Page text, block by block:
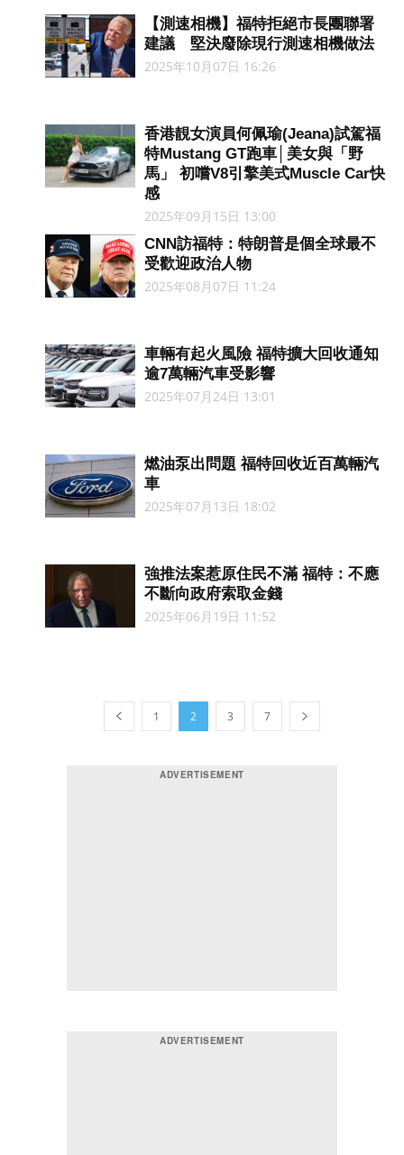
【測速相機】福特拒絕市長團聯署
建議 堅決廢除現行測速相機做法
2025年10月07日 16:26
香港靚女演員何佩瑜(Jeana)試駕福
特Mustang GT跑車│美女與「野
馬」 初嚐V8引擎美式Muscle Car快
感
2025年09月15日 13:00
CNN訪福特：特朗普是個全球最不
受歡迎政治人物
2025年08月07日 11:24
車輛有起火風險 福特擴大回收通知
逾7萬輛汽車受影響
2025年07月24日 13:01
燃油泵出問題 福特回收近百萬輛汽
車
2025年07月13日 18:02
強推法案惹原住民不滿 福特：不應
不斷向政府索取金錢
2025年06月19日 11:52
1 2 3 7